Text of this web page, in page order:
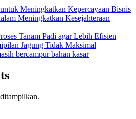
Meningkatkan Kepercayaan Bisnis
Meningkatkan Kesejahteraan
Tanam Padi agar Lebih Efisien
Jagung Tidak Maksimal
bercampur bahan kasar